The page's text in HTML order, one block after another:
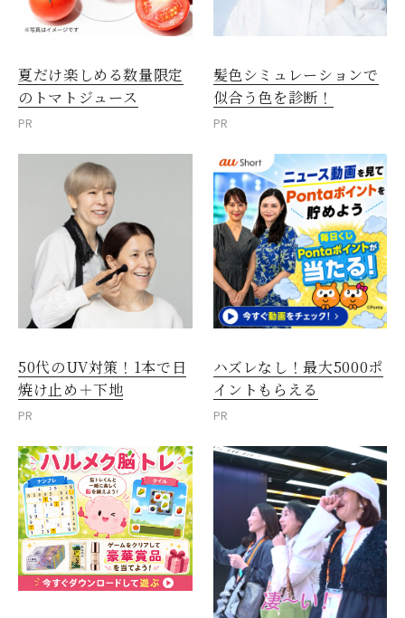
夏だけ楽しめる数量限定
のトマトジュース
PR
髪色シミュレーションで
似合う色を診断！
PR
50代のUV対策！1本で日
焼け止め＋下地
PR
ハズレなし！最大5000ポ
イントもらえる
PR